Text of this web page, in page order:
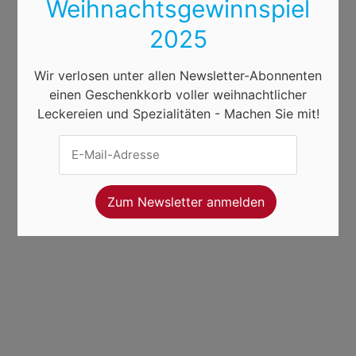
Weihnachtsgewinnspiel
2025
Wir verlosen unter allen Newsletter-Abonnenten
einen Geschenkkorb voller weihnachtlicher
Leckereien und Spezialitäten - Machen Sie mit!